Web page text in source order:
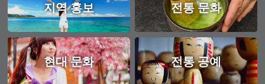
지역 홍보 전통 문화
현대 문화 전통 공예